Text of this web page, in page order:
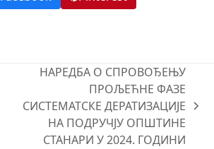
next
НАРЕДБА О СПРОВОЂЕЊУ
ПРОЉЕЋНЕ ФАЗЕ
СИСТЕМАТСКЕ ДЕРАТИЗАЦИЈЕ
НА ПОДРУЧЈУ ОПШТИНЕ
СТАНАРИ У 2024. ГОДИНИ